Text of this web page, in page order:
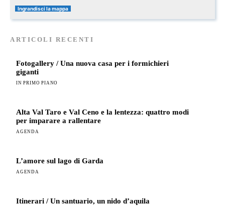
Ingrandisci la mappa
ARTICOLI RECENTI
Fotogallery / Una nuova casa per i formichieri
giganti
IN PRIMO PIANO
Alta Val Taro e Val Ceno e la lentezza: quattro modi
per imparare a rallentare
AGENDA
L’amore sul lago di Garda
AGENDA
Itinerari / Un santuario, un nido d’aquila